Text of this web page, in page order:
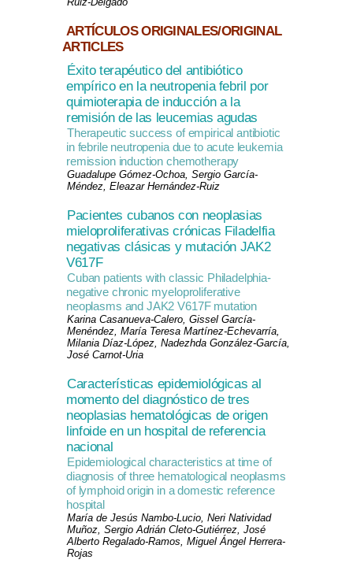
ARTÍCULOS ORIGINALES/ORIGINAL
ARTICLES
Éxito terapéutico del antibiótico
empírico en la neutropenia febril por
quimioterapia de inducción a la
remisión de las leucemias agudas
Therapeutic success of empirical antibiotic
in febrile neutropenia due to acute leukemia
remission induction chemotherapy
Guadalupe Gómez-Ochoa, Sergio García-
Méndez, Eleazar Hernández-Ruiz
Pacientes cubanos con neoplasias
mieloproliferativas crónicas Filadelfia
negativas clásicas y mutación JAK2
V617F
Cuban patients with classic Philadelphia-
negative chronic myeloproliferative
neoplasms and JAK2 V617F mutation
Karina Casanueva-Calero, Gissel García-
Menéndez, María Teresa Martínez-Echevarría,
Milania Díaz-López, Nadezhda González-García,
José Carnot-Uria
Características epidemiológicas al
momento del diagnóstico de tres
neoplasias hematológicas de origen
linfoide en un hospital de referencia
nacional
Epidemiological characteristics at time of
diagnosis of three hematological neoplasms
of lymphoid origin in a domestic reference
hospital
María de Jesús Nambo-Lucio, Neri Natividad
Muñoz, Sergio Adrián Cleto-Gutiérrez, José
Alberto Regalado-Ramos, Miguel Ángel Herrera-
Rojas